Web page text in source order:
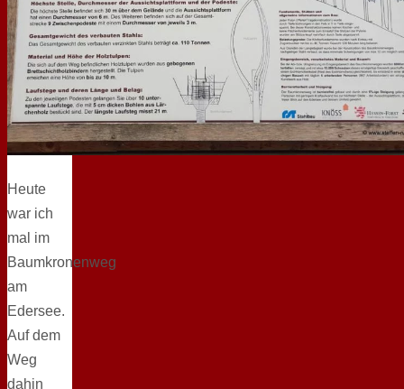
Heute
war ich
mal im
Baumkronenweg
am
Edersee.
Auf dem
Weg
dahin